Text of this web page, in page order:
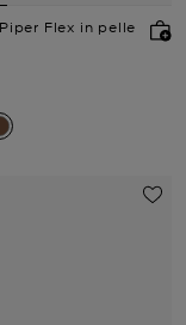
Flex in pelle